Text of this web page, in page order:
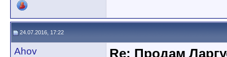
24.07.2016, 17:22
Ahov Re: Продам